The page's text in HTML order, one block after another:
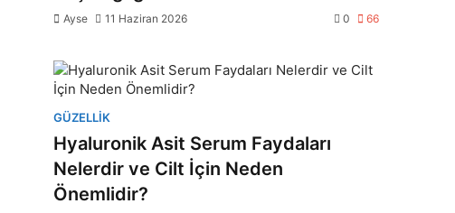
Ayse 11 Haziran 2026 0 66
GÜZELLIK
Hyaluronik Asit Serum Faydaları
Nelerdir ve Cilt İçin Neden
Önemlidir?